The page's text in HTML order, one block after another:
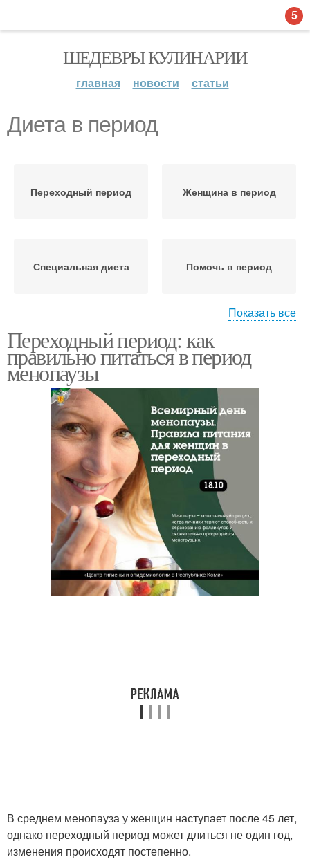
ШЕДЕВРЫ КУЛИНАРИИ
главная новости статьи
Диета в период
Переходный период Женщина в период
Специальная диета Помочь в период
Диета при гастрите
диета
Показать все
Переходный период: как
правильно питаться в период
менопаузы
В среднем менопауза у женщин наступает после 45 лет,
однако переходный период может длиться не один год,
изменения происходят постепенно.
5